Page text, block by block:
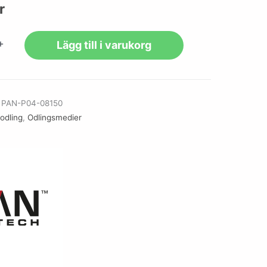
Lägg till i varukorg
PAN-P04-08150
, Odlingsmedier